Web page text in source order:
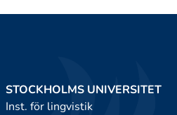
STOCKHOLMS UNIVERSITET
Inst. för lingvistik